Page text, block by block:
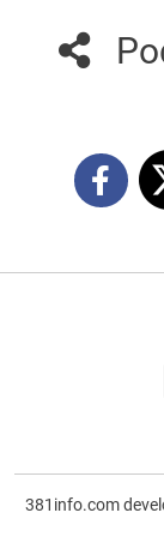
381info.com